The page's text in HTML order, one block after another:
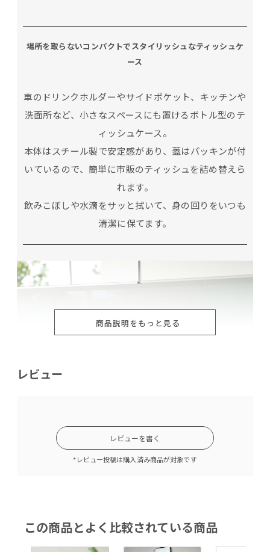
場所を取らないコンパクトでスタイリッシュなティッシュケ
ース
車のドリンクホルダーやサイドポケット、キッチンや
洗面所など、小さなスペースにも置けるボトル型のテ
ィッシュケース。
本体はスチール製で安定感があり、蓋はパッキンが付
いているので、簡単に市販のティッシュを詰め替えら
れます。
飲みこぼしや水滴をサッと拭いて、身の回りをいつも
清潔に保てます。
商品説明をもっと見る
レビュー
レビューを書く
*レビュー投稿は購入済み商品が対象です
この商品とよく比較されている商品